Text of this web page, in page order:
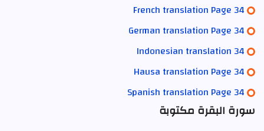
French translation Page 34
German translation Page 34
Indonesian translation 34
Hausa translation Page 34
Spanish translation Page 34
سورة البقرة مكتوبة